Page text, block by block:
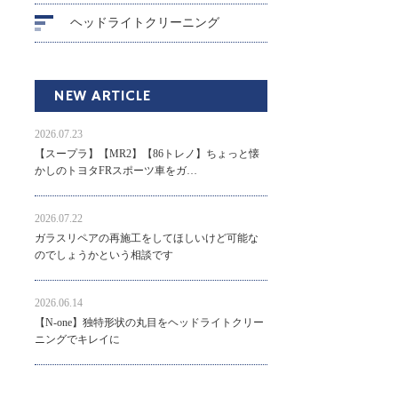
ヘッドライトクリーニング
NEW ARTICLE
2026.07.23
【スープラ】【MR2】【86トレノ】ちょっと懐
かしのトヨタFRスポーツ車をガ…
2026.07.22
ガラスリペアの再施工をしてほしいけど可能な
のでしょうかという相談です
2026.06.14
【N-one】独特形状の丸目をヘッドライトクリー
ニングでキレイに